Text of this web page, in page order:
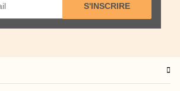
S'INSCRIRE